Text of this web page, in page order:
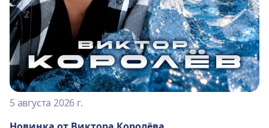
5 августа 2026 г.